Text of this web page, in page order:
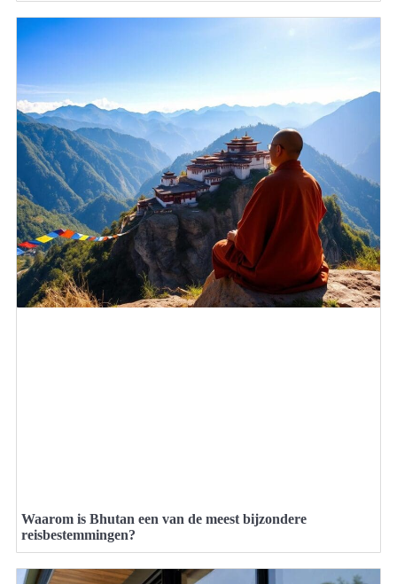
Waarom is Bhutan een van de meest bijzondere
reisbestemmingen?